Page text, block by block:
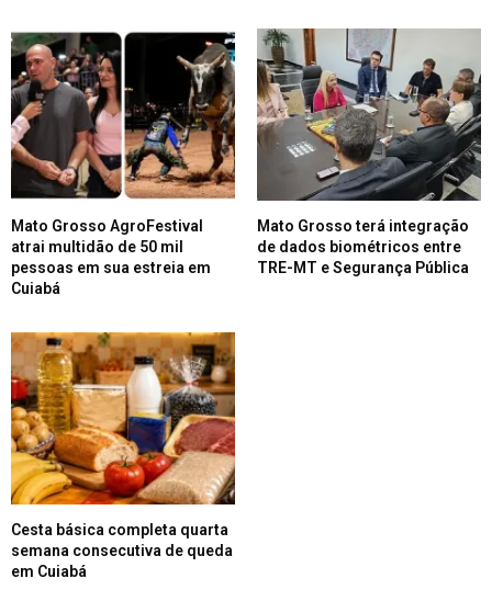
Mato Grosso AgroFestival
atrai multidão de 50 mil
pessoas em sua estreia em
Cuiabá
Mato Grosso terá integração
de dados biométricos entre
TRE-MT e Segurança Pública
Cesta básica completa quarta
semana consecutiva de queda
em Cuiabá